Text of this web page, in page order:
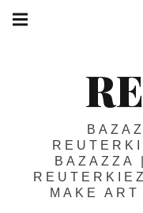
Springe
zum
BAZAZZA
MAKE